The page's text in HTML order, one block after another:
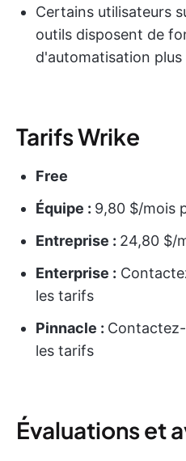
Certains utilisateurs
outils disposent de
d'automatisation plus
Tarifs Wrike
Free
Équipe : 9,80 $/mois
Entreprise : 24,80 $/
Enterprise :
les tarifs
Pinnacle :
les tarifs
Évaluations et